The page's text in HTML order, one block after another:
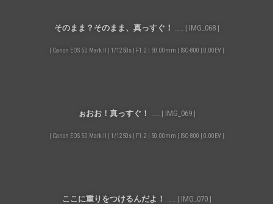
そのまま？そのまま、真っすぐ！ ….. | IMG_068 |
| Canon EOS 5D Mark II | 1/1250s | F1.2 | 50.00mm | ISO-800 | 0.00EV |
ぉおお！真っすぐ！ ….. | IMG_069 |
| Canon EOS 5D Mark II | 1/1250s | F1.2 | 50.00mm | ISO-800 | 0.00EV |
ここに重りをつけるんだよ！ ….. | IMG_070 |